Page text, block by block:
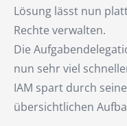
Lösung lässt nun
Rechte verwalten.
Die
nun sehr viel
IAM spart durch
übersichtlichen